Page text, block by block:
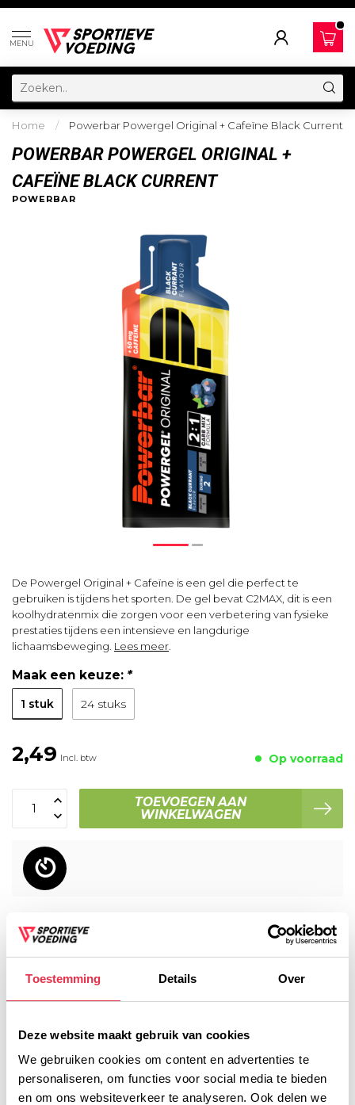
Toestemming Details Over
Deze website maakt gebruik van cookies
We gebruiken cookies om content en advertenties te
personaliseren, om functies voor social media te bieden
en om ons websiteverkeer te analyseren. Ook delen we
MENU
Home / Powerbar Powergel Original + Cafeïne Black Current
POWERBAR POWERGEL ORIGINAL +
CAFEÏNE BLACK CURRENT
POWERBAR
De Powergel Original + Cafeïne is een gel die perfect te
gebruiken is tijdens het sporten. De gel bevat C2MAX, dit is een
koolhydratenmix die zorgen voor een verbetering van fysieke
prestaties tijdens een intensieve en langdurige
lichaamsbeweging. Lees meer
Maak een keuze: *
1 stuk 24 stuks
2,49 Incl. btw Op voorraad
TOEVOEGEN AAN
WINKELWAGEN
Voor 16:00 besteld, dezelfde werkdag verzonden!
Gratis cadeau vanaf € 75,-
Productomschrijving
Voedingswaarde